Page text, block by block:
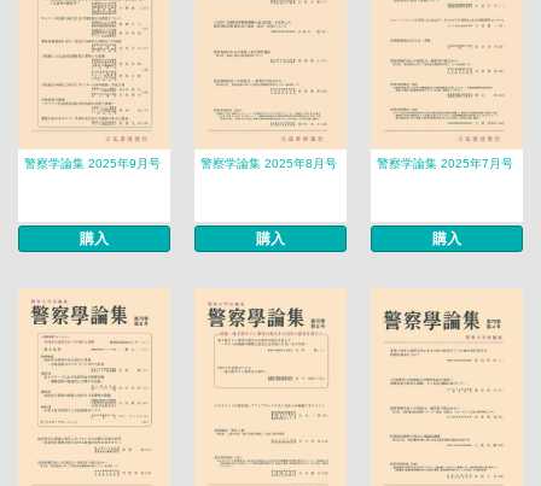
警察学論集 2025年9月号
購入
警察学論集 2025年8月号
購入
警察学論集 2025年7月号
購入